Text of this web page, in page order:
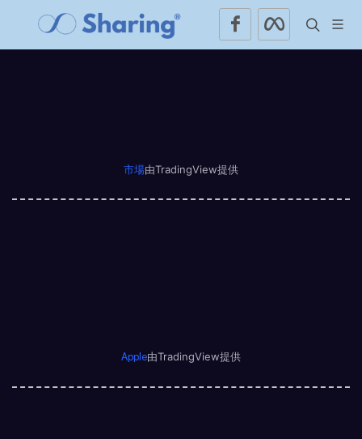
市場由TradingView提供
Apple由TradingView提供